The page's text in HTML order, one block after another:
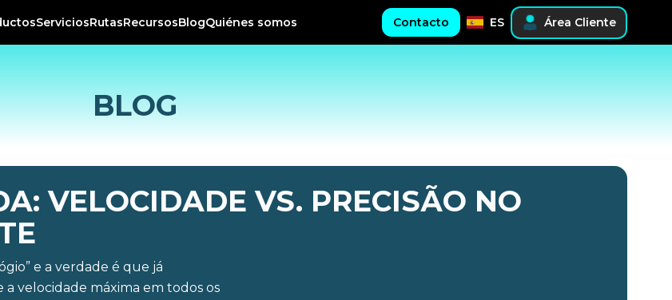
ServiciosRutasRecursosBlogQuiénes somos Contacto ES Área Cliente
BLOG
VELOCIDADE VS. PRECISÃO NO
e a verdade é que já
a velocidade máxima em todos os